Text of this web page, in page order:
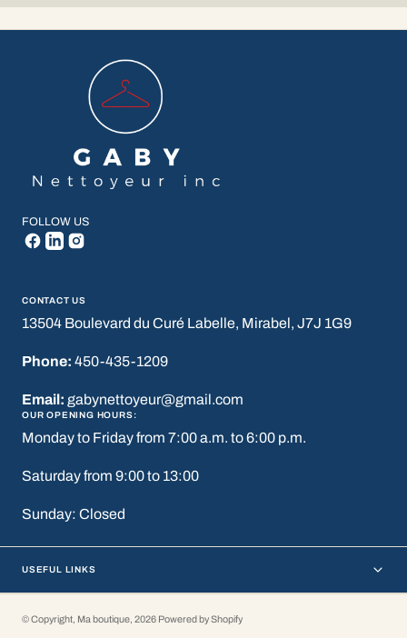
FOLLOW US
CONTACT US
13504 Boulevard du Curé Labelle, Mirabel, J7J 1G9
Phone: 450-435-1209
Email: gabynettoyeur@gmail.com
OUR OPENING HOURS:
Monday to Friday from 7:00 a.m. to 6:00 p.m.
Saturday from 9:00 to 13:00
Sunday: Closed
USEFUL LINKS
© Copyright, Ma boutique, 2026 Powered by Shopify